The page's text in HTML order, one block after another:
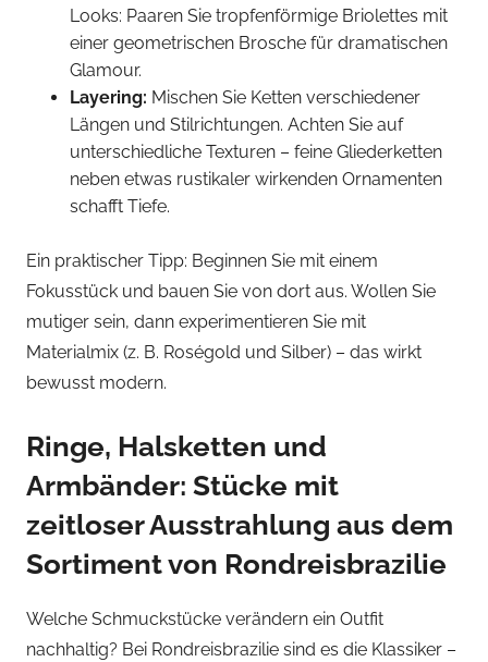
Looks: Paaren Sie tropfenförmige Briolettes mit
einer geometrischen Brosche für dramatischen
Glamour.
Layering: Mischen Sie Ketten verschiedener
Längen und Stilrichtungen. Achten Sie auf
unterschiedliche Texturen – feine Gliederketten
neben etwas rustikaler wirkenden Ornamenten
schafft Tiefe.
Ein praktischer Tipp: Beginnen Sie mit einem
Fokusstück und bauen Sie von dort aus. Wollen Sie
mutiger sein, dann experimentieren Sie mit
Materialmix (z. B. Roségold und Silber) – das wirkt
bewusst modern.
Ringe, Halsketten und
Armbänder: Stücke mit
zeitloser Ausstrahlung aus dem
Sortiment von Rondreisbrazilie
Welche Schmuckstücke verändern ein Outfit
nachhaltig? Bei Rondreisbrazilie sind es die Klassiker –